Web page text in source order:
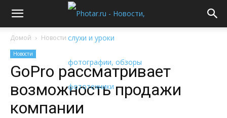
Домой Новости
Новости
GoPro рассматривает
возможность продажи
компании